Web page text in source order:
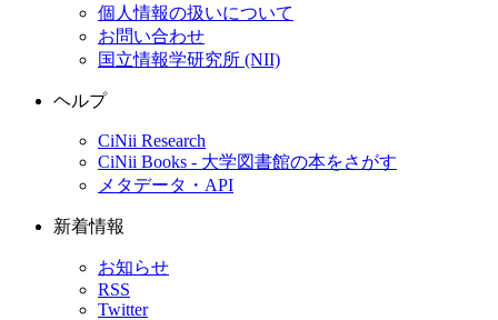
個人情報の扱いについて
お問い合わせ
国立情報学研究所 (NII)
ヘルプ
CiNii Research
CiNii Books - 大学図書館の本をさがす
メタデータ・API
新着情報
お知らせ
RSS
Twitter